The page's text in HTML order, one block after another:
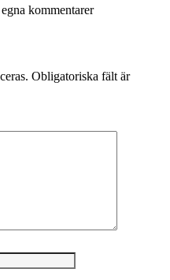
kommentarer
Obligatoriska fält är